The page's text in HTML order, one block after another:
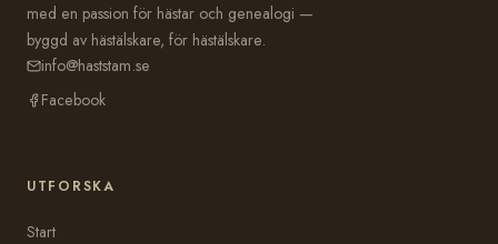
med en passion för hästar och genealogi —
byggd av hästälskare, för hästälskare.
info@haststam.se
Facebook
UTFORSKA
Start